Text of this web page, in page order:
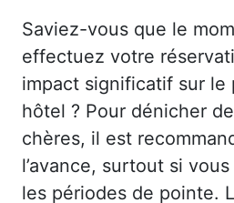
Saviez-vous que le
effectuez votre
impact significatif sur le
hôtel ? Pour dénicher
chères, il est
l’avance, surtout si
les périodes de pointe.